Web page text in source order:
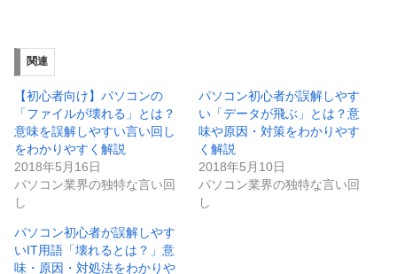
関連
【初心者向け】パソコンの
「ファイルが壊れる」とは？
意味を誤解しやすい言い回し
をわかりやすく解説
2018年5月16日
パソコン業界の独特な言い回
し
パソコン初心者が誤解しやす
い「データが飛ぶ」とは？意
味や原因・対策をわかりやす
く解説
2018年5月10日
パソコン業界の独特な言い回
し
パソコン初心者が誤解しやす
いIT用語「壊れるとは？」意
味・原因・対処法をわかりや